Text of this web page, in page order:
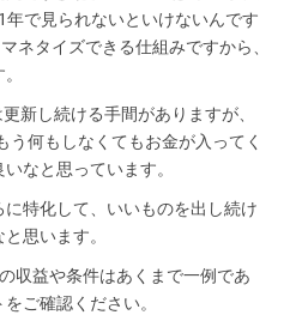
で見られないといけないんです
ネタイズできる仕組みですから、
新し続ける手間がありますが、
う何もしなくてもお金が入ってく
なと思っています。
特化して、いいものを出し続け
思います。
収益や条件はあくまで一例であ
ご確認ください。